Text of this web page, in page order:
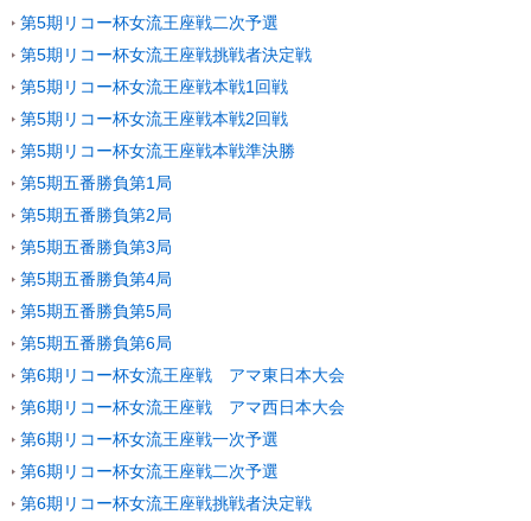
第5期リコー杯女流王座戦二次予選
第5期リコー杯女流王座戦挑戦者決定戦
第5期リコー杯女流王座戦本戦1回戦
第5期リコー杯女流王座戦本戦2回戦
第5期リコー杯女流王座戦本戦準決勝
第5期五番勝負第1局
第5期五番勝負第2局
第5期五番勝負第3局
第5期五番勝負第4局
第5期五番勝負第5局
第5期五番勝負第6局
第6期リコー杯女流王座戦 アマ東日本大会
第6期リコー杯女流王座戦 アマ西日本大会
第6期リコー杯女流王座戦一次予選
第6期リコー杯女流王座戦二次予選
第6期リコー杯女流王座戦挑戦者決定戦